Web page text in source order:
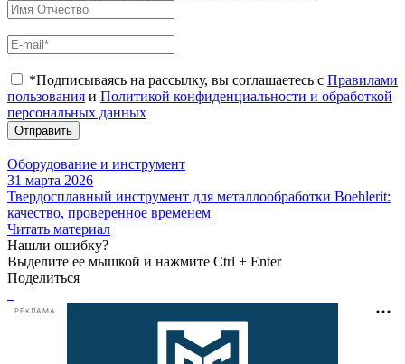
*Подписываясь на рассылку, вы соглашаетесь с Правилами
пользования и Политикой конфиденциальности и обработкой
персональных данных
Отправить
Оборудование и инструмент
31 марта 2026
Твердосплавный инструмент для металлообработки Boehlerit:
качество, проверенное временем
Читать материал
Нашли ошибку?
Выделите ее мышкой и нажмите Ctrl + Enter
Поделиться
РЕКЛАМА